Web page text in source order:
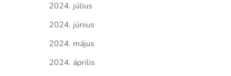
2024. július
2024. június
2024. május
2024. április